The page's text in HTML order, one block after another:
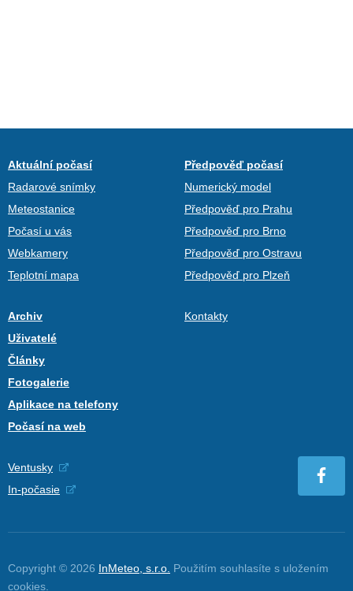
Aktuální počasí
Radarové snímky
Meteostanice
Počasí u vás
Webkamery
Teplotní mapa
Předpověď počasí
Numerický model
Předpověď pro Prahu
Předpověď pro Brno
Předpověď pro Ostravu
Předpověď pro Plzeň
Archiv
Uživatelé
Články
Fotogalerie
Aplikace na telefony
Počasí na web
Kontakty
Ventusky
In-počasie
Copyright © 2026 InMeteo, s.r.o. Použitím souhlasíte s uložením
cookies